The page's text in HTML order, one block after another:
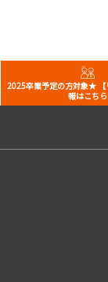
2025卒業予定の方対象★ 【
報はこちら
カスタマーハラスメン